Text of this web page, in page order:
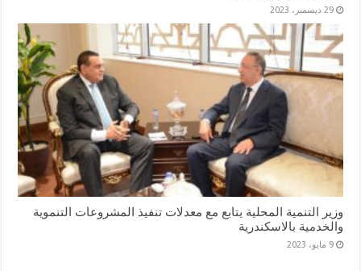
29 ديسمبر، 2023
وزير التنمية المحلية يتابع مع معدلات تنفيذ المشروعات التنموية
والخدمية بالاسكندرية
9 مايو، 2023